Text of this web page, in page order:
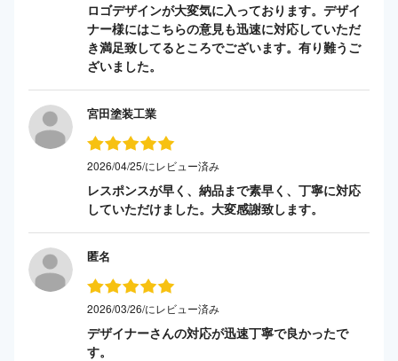
ロゴデザインが大変気に入っております。デザイ
ナー様にはこちらの意見も迅速に対応していただ
き満足致してるところでございます。有り難うご
ざいました。
宮田塗装工業
2026/04/25/にレビュー済み
レスポンスが早く、納品まで素早く、丁寧に対応
していただけました。大変感謝致します。
匿名
2026/03/26/にレビュー済み
デザイナーさんの対応が迅速丁寧で良かったで
す。